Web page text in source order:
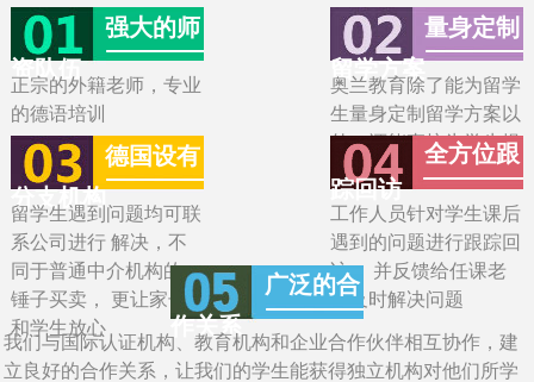
强大的师
资队伍
正宗的外籍老师，专业
的德语培训
量身定制
留学方案
奥兰教育除了能为留学
生量身定制留学方案以
外，还能直接为学生提
供专业的语言课程培训
德国设有
分支机构
留学生遇到问题均可联
系公司进行 解决，不
同于普通中介机构的一
锤子买卖， 更让家长
和学生放心
全方位跟
踪回访
工作人员针对学生课后
遇到的问题进行跟踪回
访， 并反馈给任课老
师及时解决问题
广泛的合
作关系
我们与国际认证机构、教育机构和企业合作伙伴相互协作，建
立良好的合作关系，让我们的学生能获得独立机构对他们所学